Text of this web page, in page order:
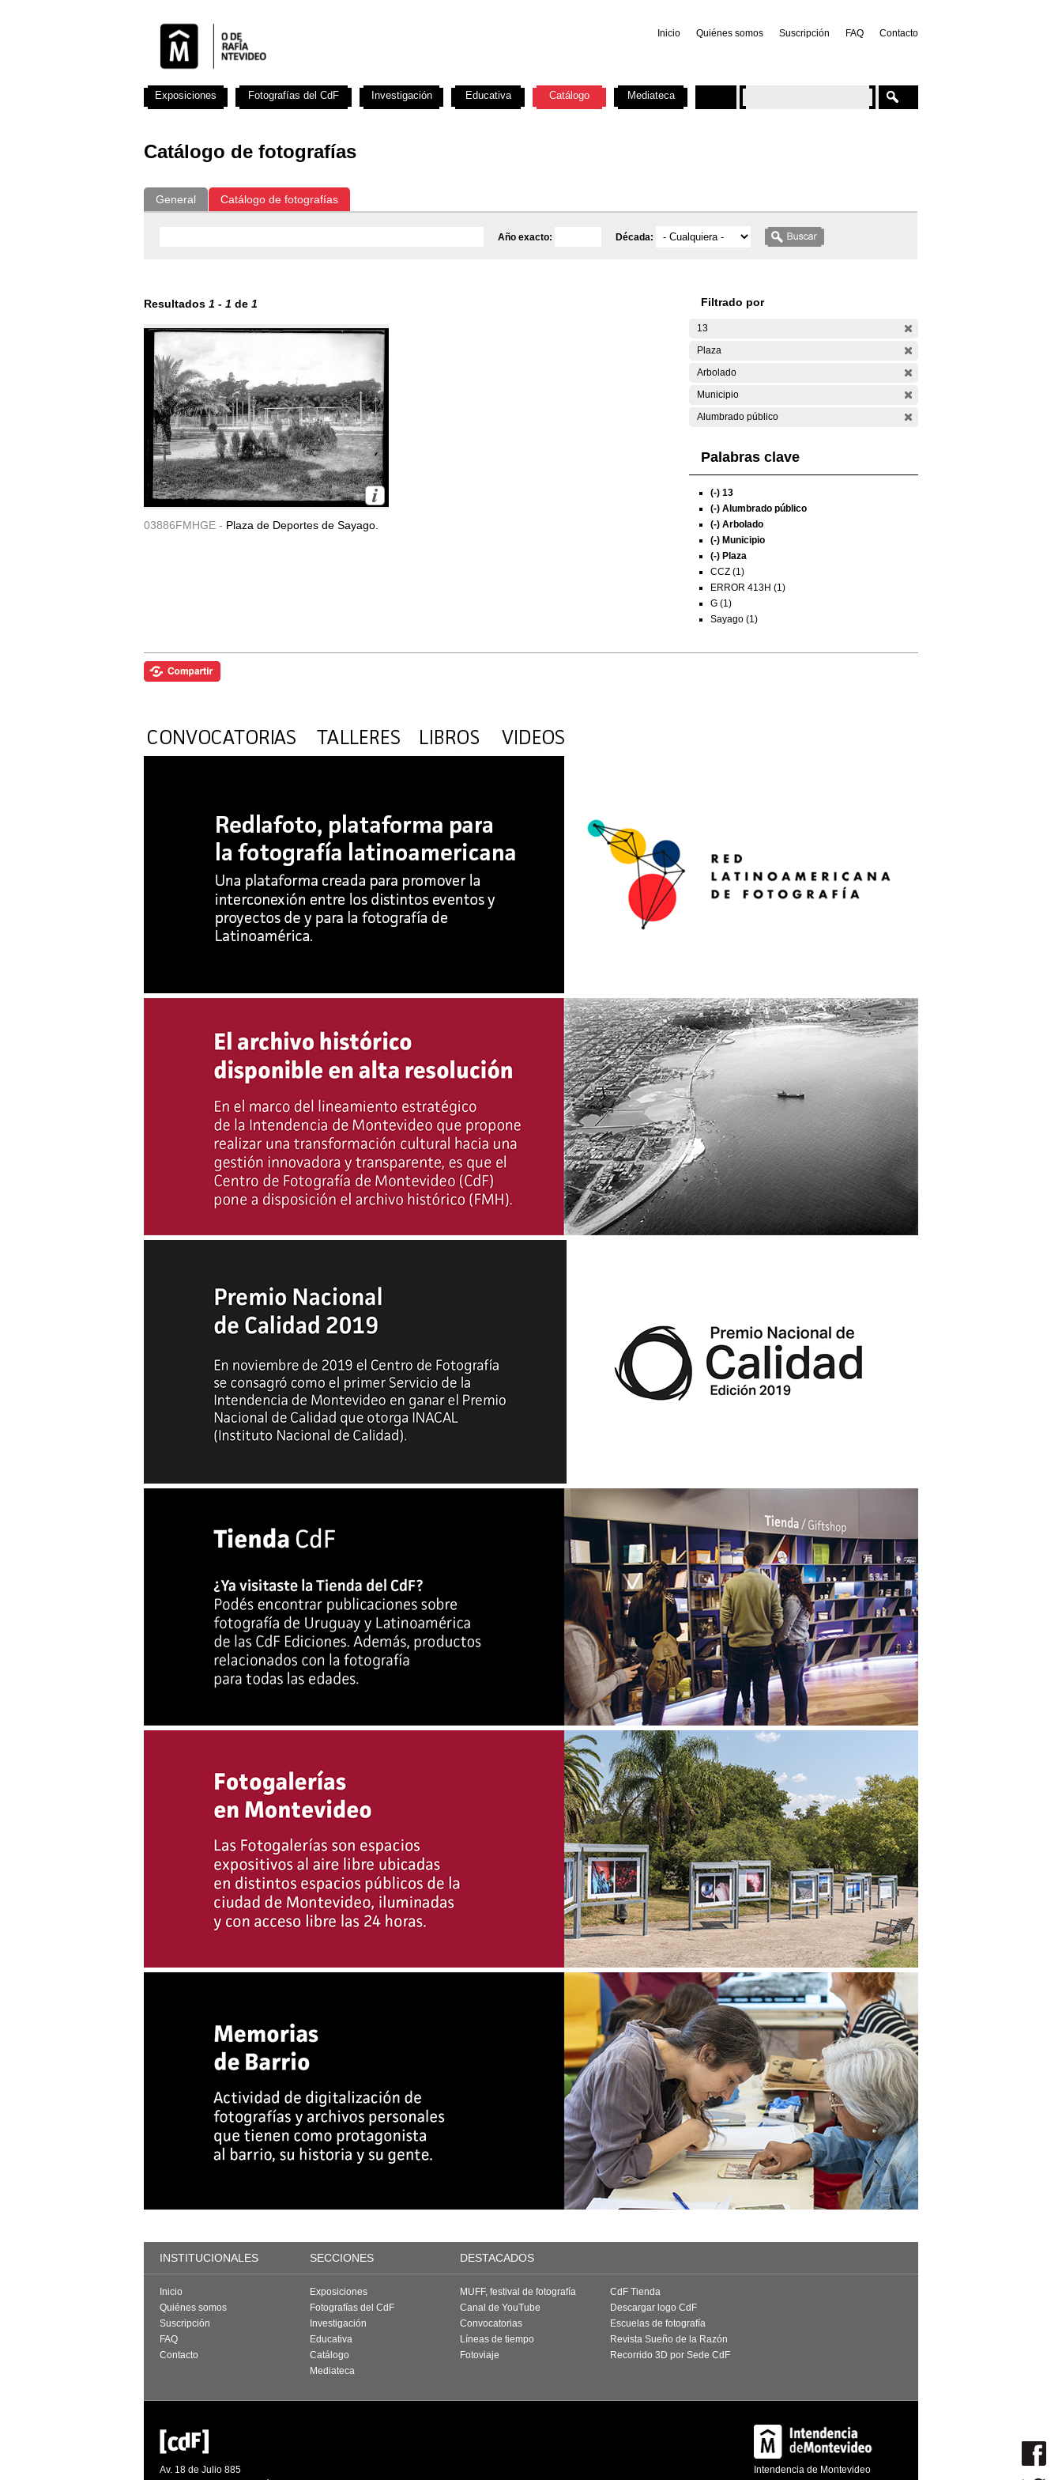
Inicio Quiénes somos Suscripción FAQ Contacto
Catálogo de fotografías
General Catálogo de fotografías
Año exacto: Década:
Resultados 1 - 1 de 1
03886FMHGE - Plaza de Deportes de Sayago.
Filtrado por
13
Plaza
Arbolado
Municipio
Alumbrado público
Palabras clave
(-) 13
(-) Alumbrado público
(-) Arbolado
(-) Municipio
(-) Plaza
CCZ (1)
ERROR 413H (1)
G (1)
Sayago (1)
Exposiciones Fotografías del CdF Investigación Educativa Catálogo Mediateca
INSTITUCIONALES SECCIONES DESTACADOS
Inicio
Quiénes somos
Suscripción
FAQ
Contacto
Exposiciones
Fotografías del CdF
Investigación
Educativa
Catálogo
Mediateca
MUFF, festival de fotografía
Canal de YouTube
Convocatorias
Líneas de tiempo
Fotoviaje
CdF Tienda
Descargar logo CdF
Escuelas de fotografía
Revista Sueño de la Razón
Recorrido 3D por Sede CdF
Av. 18 de Julio 885
Intendencia de Montevideo